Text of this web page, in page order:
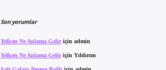
Son yorumlar
Yelken Ne Anlama Geliriçin admin
Yelken Ne Anlama Geliriçin Yıldırım